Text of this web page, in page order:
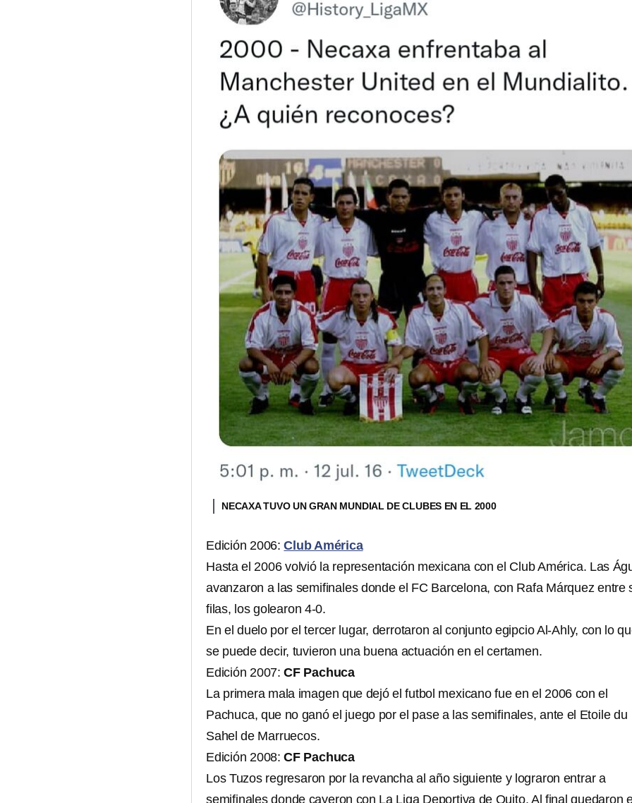
NECAXA TUVO UN GRAN MUNDIAL DE CLUBES EN EL 2000
Edición 2006:Club América
Hasta el 2006 volvió la representación mexicana con el Club América. Las
avanzaron a las semifinales donde el FC Barcelona, con Rafa Márquez entre
filas, los golearon 4-0.
En el duelo por el tercer lugar, derrotaron al conjunto egipcio Al-Ahly, con lo
se puede decir, tuvieron una buena actuación en el certamen.
Edición 2007:CF Pachuca
La primera mala imagen que dejó el futbol mexicano fue en el 2006 con el
Pachuca, que no ganó el juego por el pase a las semifinales, ante el Etoile du
Sahel de Marruecos.
Edición 2008:CF Pachuca
Los Tuzos regresaron por la revancha al año siguiente y lograron entrar a
semifinales donde cayeron con La Liga Deportiva de Quito. Al final quedaron